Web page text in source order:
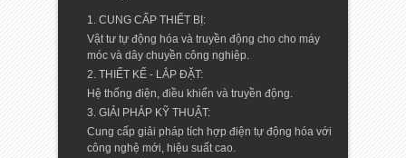
1. CUNG CẤP THIẾT BỊ:
Vật tư tự động hóa và truyền động cho cho máy
móc và dây chuyền công nghiệp.
2. THIẾT KẾ - LẮP ĐẶT:
Hệ thống điện, điều khiển và truyền động.
3. GIẢI PHÁP KỸ THUẬT:
Cung cấp giải pháp tích hợp điện tự động hóa với
công nghệ mới, hiệu suất cao.